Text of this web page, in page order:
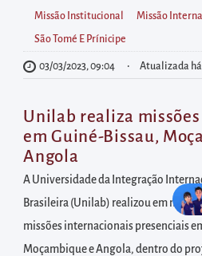
buscas
internas
Acessar
diretamente
as
informações
postas
no
rodapé
Missão Institucional Missão
São Tomé E Prínicipe
03/03/2023, 09:04 Atualizada há
Unilab realiza
em Guiné-Bissau,
Angola
A Universidade da Integração
Brasileira (Unilab) realizou em
missões internacionais presenciais
Moçambique e Angola, dentro do